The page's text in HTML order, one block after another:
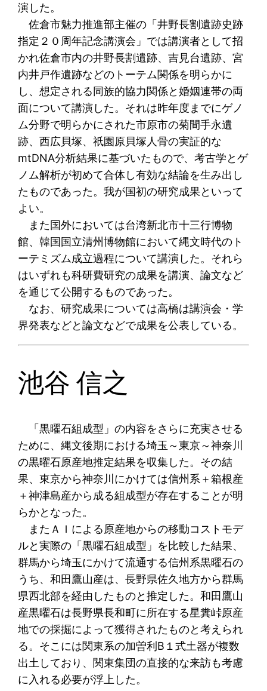
演した。
佐倉市魅力推進部主催の「井野長割遺跡史跡
指定２０周年記念講演会」では講演者として招
かれ佐倉市内の井野長割遺跡、吉見台遺跡、宮
内井戸作遺跡などのトーテム関係を明らかに
し、想定される同族的協力関係と婚姻連帯の両
面について講演した。それは昨年度までにゲノ
ム分野で明らかにされた市原市の菊間手永遺
跡、西広貝塚、祇園原貝塚人骨の実証的な
mtDNA分析結果に基づいたもので、考古学とゲ
ノム解析が初めて合体し有効な結論を生み出し
たものであった。我が国初の研究成果といって
よい。
また国外においては台湾新北市十三行博物
館、韓国国立清州博物館において縄文時代のト
ーテミズム成立過程について講演した。それら
はいずれも科研費研究の成果を講演、論文など
を通じて公開するものであった。
なお、研究成果については高橋は講演会・学
界発表などと論文などで成果を公表している。
池谷 信之
「黒曜石組成型」の内容をさらに充実させる
ために、縄文後期における埼玉～東京～神奈川
の黒曜石原産地推定結果を収集した。その結
果、東京から神奈川にかけては信州系＋箱根産
＋神津島産から成る組成型が存在することが明
らかとなった。
またＡＩによる原産地からの移動コストモデ
ルと実際の「黒曜石組成型」を比較した結果、
群馬から埼玉にかけて流通する信州系黒曜石の
うち、和田鷹山産は、長野県佐久地方から群馬
県西北部を経由したものと推定した。和田鷹山
産黒曜石は長野県長和町に所在する星糞峠原産
地での採掘によって獲得されたものと考えられ
る。そこには関東系の加曽利B１式土器が複数
出土しており、関東集団の直接的な来訪も考慮
に入れる必要が浮上した。